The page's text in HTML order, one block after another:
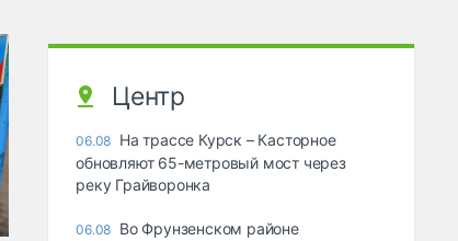
Центр
06.08 На трассе Курск – Касторное
обновляют 65-метровый мост через
реку Грайворонка
06.08 Во Фрунзенском районе